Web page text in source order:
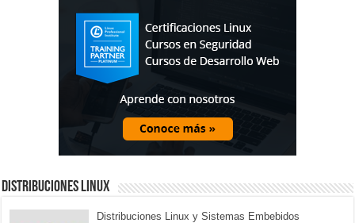
Distribuciones Linux
Distribuciones Linux y Sistemas Embebidos